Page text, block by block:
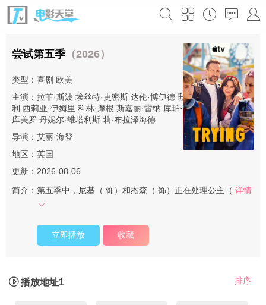
尝试第五季（2026）
类型： 喜剧 欧美
主演： 拉菲·斯波 埃丝特·史密斯 达伦·博伊德 珊·布鲁克 夏洛特·莱
利 西莉亚·伊姆里 科林·摩根 斯嘉丽·雷纳 库珀·特纳 吉米索拉·艾
库美罗 丹妮尔·维塔利斯 莉·布拉泽海德
导演： 艾丽·海登
地区： 英国
更新：2026-08-06
简介： 第五季中，尼基（ 饰）和杰森（ 饰）正在处理公主（ 详情
立即播放 收藏
排序
播放地址1